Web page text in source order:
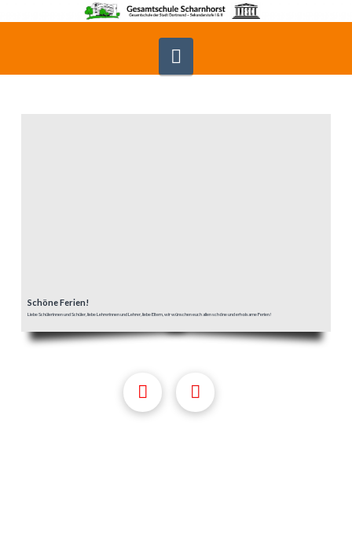
Navigation
Schöne Ferien!
Liebe Schülerinnen und Schüler, liebe Lehrerinnen und Lehrer, liebe Eltern, wir wünschen euch allen schöne und erholsame Ferien!